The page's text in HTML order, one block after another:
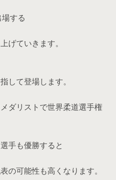
する
げていきます。
して登場します。
ダリストで世界柔道選手権
手も優勝すると
の可能性も高くなります。